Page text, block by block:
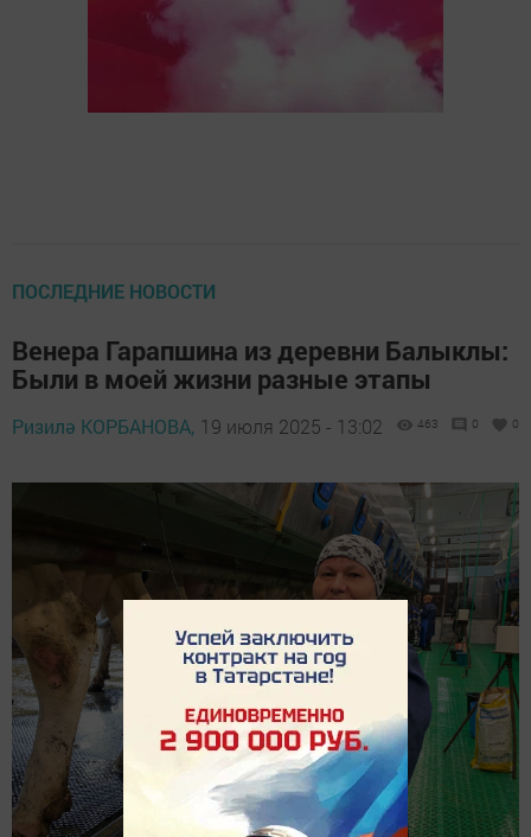
ПОСЛЕДНИЕ НОВОСТИ
Венера Гарапшина из деревни Балыклы:
Были в моей жизни разные этапы
Ризилә КОРБАНОВА, 19 июля 2025 - 13:02 463 0 0